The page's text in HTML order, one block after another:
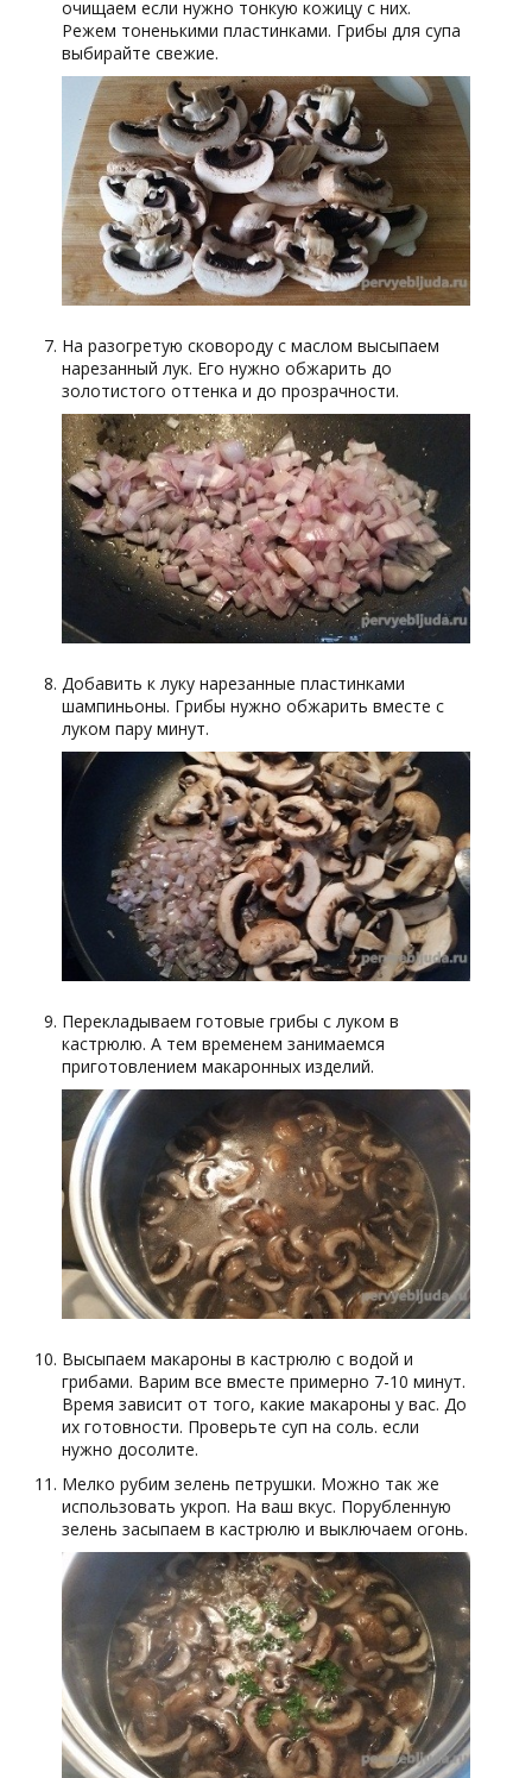
очищаем если нужно тонкую кожицу с них.
Режем тоненькими пластинками. Грибы для супа
выбирайте свежие.
На разогретую сковороду с маслом высыпаем
нарезанный лук. Его нужно обжарить до
золотистого оттенка и до прозрачности.
Добавить к луку нарезанные пластинками
шампиньоны. Грибы нужно обжарить вместе с
луком пару минут.
Перекладываем готовые грибы с луком в
кастрюлю. А тем временем занимаемся
приготовлением макаронных изделий.
Высыпаем макароны в кастрюлю с водой и
грибами. Варим все вместе примерно 7-10 минут.
Время зависит от того, какие макароны у вас. До
их готовности. Проверьте суп на соль. если
нужно досолите.
Мелко рубим зелень петрушки. Можно так же
использовать укроп. На ваш вкус. Порубленную
зелень засыпаем в кастрюлю и выключаем огонь.